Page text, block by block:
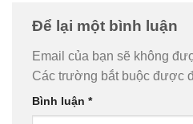
Để lại một bình luận
Email của bạn sẽ không
Các trường bắt buộc được
Bình luận *